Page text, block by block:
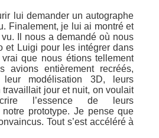
lui demander un autographe
Finalement, je lui ai montré et
Il nous a demandé où nous
et Luigi pour les intégrer dans
vrai que nous étions tellement
avions entièrement recréés,
leur modélisation 3D, leurs
travaillait jour et nuit, on voulait
l’essence de leurs
prototype. Je pense que
Tout s’est accéléré à